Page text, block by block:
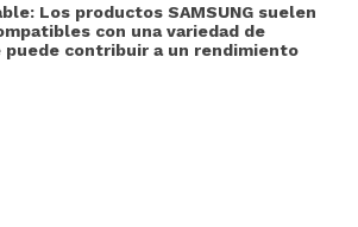
Los productos SAMSUNG suelen
con una variedad de
puede contribuir a un rendimiento